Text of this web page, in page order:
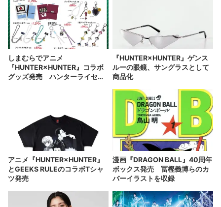
しまむらでアニメ
『HUNTER×HUNTER』コラボ
グッズ発売 ハンターライセン
『HUNTER×HUNTER』ゲンス
ルーの眼鏡、サングラスとして
商品化
アニメ『HUNTER×HUNTER』
とGEEKS RULEのコラボTシャ
ツ発売
漫画『DRAGON BALL』40周年
ボックス発売 冨樫義博らのカ
バーイラストを収録